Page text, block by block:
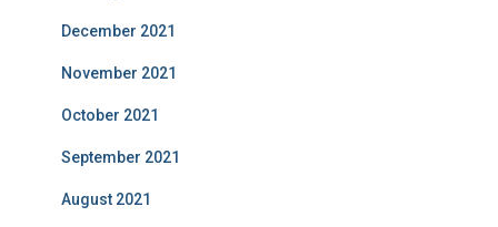
December 2021
November 2021
October 2021
September 2021
August 2021